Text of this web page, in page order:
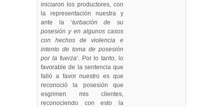
iniciaron los productores, con
la representación nuestra y
ante la ‘turbación de su
posesión y en algunos casos
con hechos de violencia e
intento de toma de posesión
por la fuerza’. Por lo tanto, lo
favorable de la sentencia que
falló a favor nuestro es que
reconoció la posesión que
esgrimen mis clientes,
reconociendo con esto la